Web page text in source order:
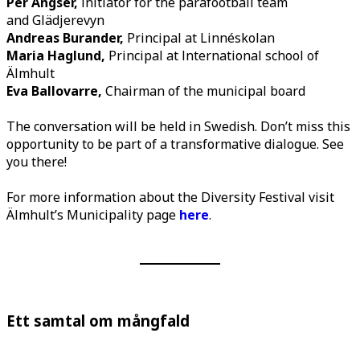
and Glädjerevyn
Andreas Burander, Principal at Linnéskolan
Maria Haglund, Principal at International school of
Älmhult
Eva Ballovarre, Chairman of the municipal board
The conversation will be held in Swedish. Don’t miss this
opportunity to be part of a transformative dialogue. See
you there!
For more information about the Diversity Festival visit
Älmhult’s Municipality page here.
Ett samtal om mångfald